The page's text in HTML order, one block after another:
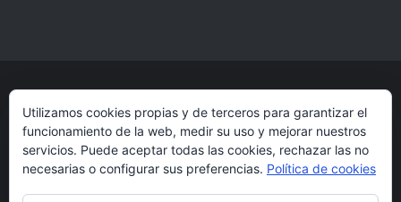
| Derechos Reservados | Hecho con cariño
pordogleg
Utilizamos cookies propias y de terceros para garantizar el
funcionamiento de la web, medir su uso y mejorar nuestros
servicios. Puede aceptar todas las cookies, rechazar las no
necesarias o configurar sus preferencias. Política de cookies